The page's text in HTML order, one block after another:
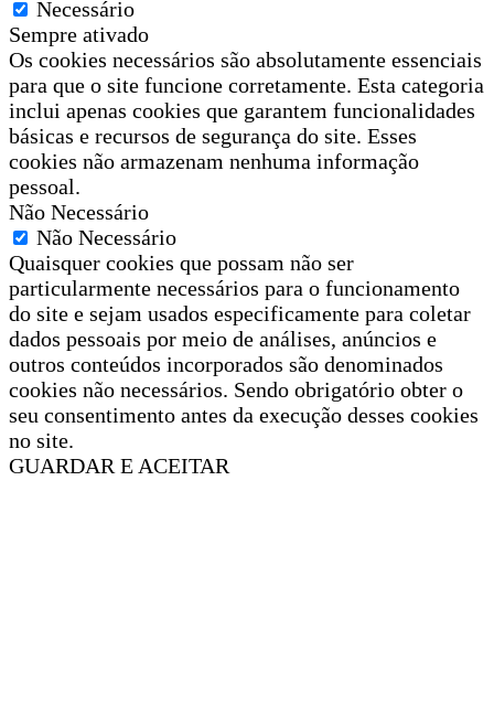
Necessário
Sempre ativado
Os cookies necessários são absolutamente essenciais
para que o site funcione corretamente. Esta categoria
inclui apenas cookies que garantem funcionalidades
básicas e recursos de segurança do site. Esses
cookies não armazenam nenhuma informação
pessoal.
Não Necessário
Não Necessário
Quaisquer cookies que possam não ser
particularmente necessários para o funcionamento
do site e sejam usados especificamente para coletar
dados pessoais por meio de análises, anúncios e
outros conteúdos incorporados são denominados
cookies não necessários. Sendo obrigatório obter o
seu consentimento antes da execução desses cookies
no site.
GUARDAR E ACEITAR